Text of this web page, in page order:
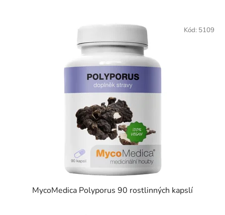
MycoMedica Polyporus 90 rostlinných kapslí
Kód: 5109